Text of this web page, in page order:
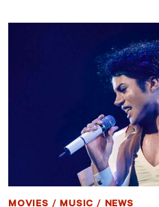
イ
円
突
破、“伝